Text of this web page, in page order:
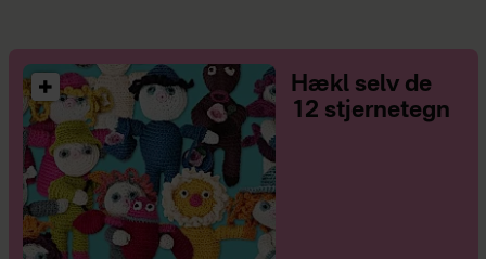
Hækl selv de
12 stjernetegn